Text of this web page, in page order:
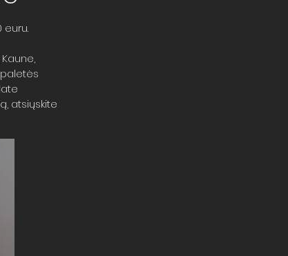
euru.
atsiųskite